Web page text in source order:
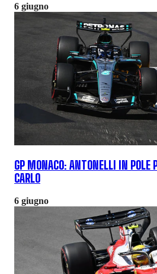
6 giugno
GP MONACO: ANTONELLI IN POLE
CARLO
6 giugno